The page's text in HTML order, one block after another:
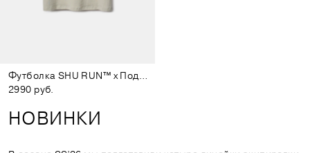
Футболка SHU RUN™ x Подписные издания светло-зелёная
2990 руб.
НОВИНКИ